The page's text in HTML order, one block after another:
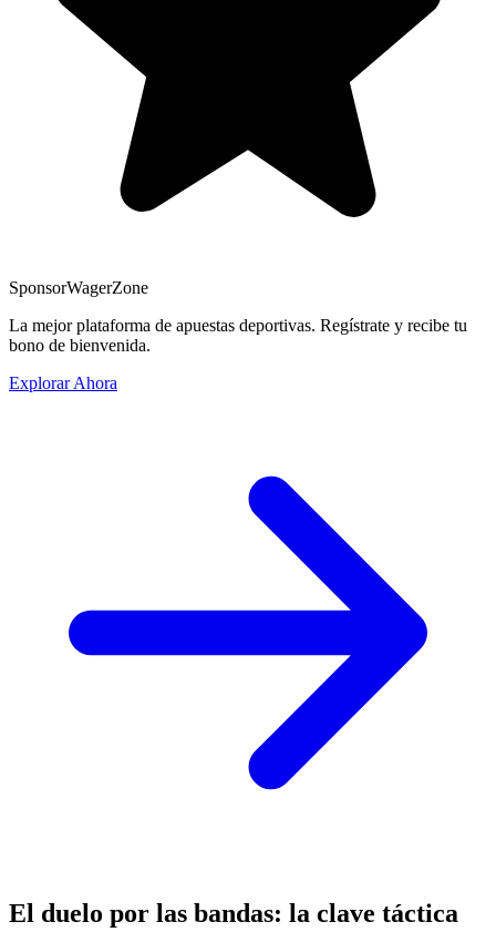
SponsorWagerZone
La mejor plataforma de apuestas deportivas. Regístrate y recibe tu
bono de bienvenida.
Explorar Ahora
El duelo por las bandas: la clave táctica